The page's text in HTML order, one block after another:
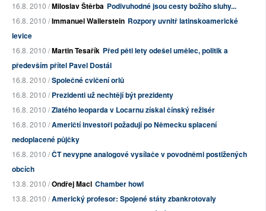
16.8. 2010 /Miloslav Štěrba Podivuhodné jsou cesty božího sluhy...
16.8. 2010 /Immanuel Wallerstein Rozpory uvnitř latinskoamerické
levice
16.8. 2010 /Martin Tesařík Před pěti lety odešel umělec, politik a
především přítel Pavel Dostál
16.8. 2010 /Společné cvičení orlů
16.8. 2010 /Prezidenti už nechtějí být prezidenty
16.8. 2010 /Zlatého leoparda v Locarnu získal čínský režisér
16.8. 2010 /Američtí investoři požadují po Německu splacení
nedoplacené půjčky
16.8. 2010 /ČT nevypne analogové vysílače v povodněmi postižených
obcích
13.8. 2010 /Ondřej Macl Chamber howl
13.8. 2010 /Americký profesor: Spojené státy zbankrotovaly